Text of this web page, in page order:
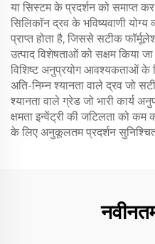
या सिस्टम के प्रदर्शन को समाप्त
सिलिकॉन द्रव के भविष्यवाणी
प्राप्त होता है, जिससे सटीक
उत्पाद विशेषताओं को सक्षम किया
विशिष्ट अनुप्रयोग आवश्यकताओं
अति-निम्न श्यानता वाले द्रव जो
श्यानता वाले ग्रेड जो भारी कार्य
क्षमता इन्वेंट्री की जटिलता को कम
के लिए अनुकूलतम प्रदर्शन